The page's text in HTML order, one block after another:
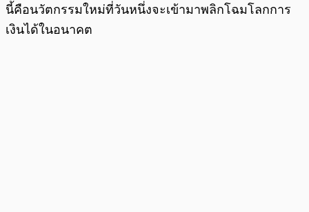
นี้คือนวัตกรรมใหม่ที่วันหนึ่งจะเข้ามาพลิกโฉมโลกการ
เงินได้ในอนาคต